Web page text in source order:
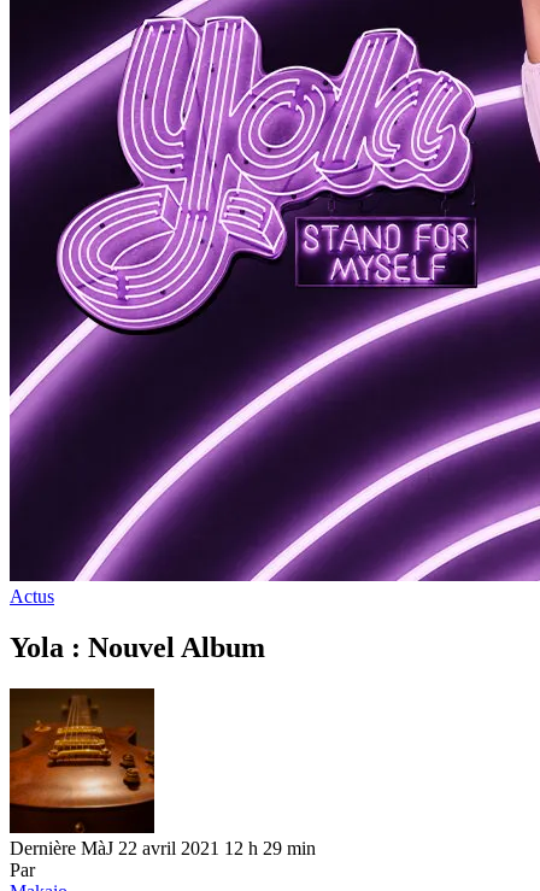
Actus
Yola : Nouvel Album
Dernière MàJ 22 avril 2021 12 h 29 min
Par